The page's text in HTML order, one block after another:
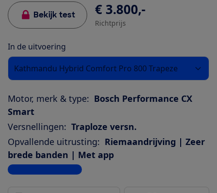
Bekijk test € 3.800,-
Richtprijs
In de uitvoering
Kathmandu Hybrid Comfort Pro 800 Trapeze
Motor, merk & type: Bosch Performance CX
Smart
Versnellingen: Traploze versn.
Opvallende uitrusting: Riemaandrijving | Zeer
brede banden | Met app
Bekijk alle specificaties